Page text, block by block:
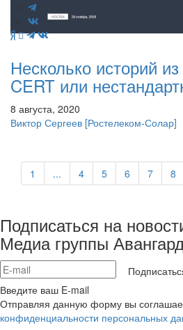
Несколько историй
CERT или
8 августа, 2020
Виктор Сергеев [Ростелеком-Солар]
1 ... 4 5 6 7 8
Подписаться на
Медиа группы
Введите ваш E-mail
Отправляя данную форму вы
конфиденциальности персональных